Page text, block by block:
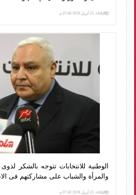
الثلاثاء، 23 أبريل 2019 07:46 م
الوطنية للانتخابات تتوجه بالشكر
والمرأة والشباب على مشاركتهم فى
الثلاثاء، 23 أبريل 2019 07:43 م